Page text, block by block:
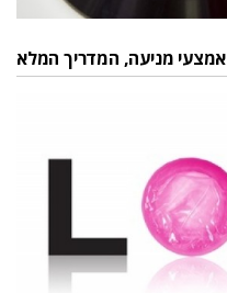
אמצעי מניעה, המדריך המלא